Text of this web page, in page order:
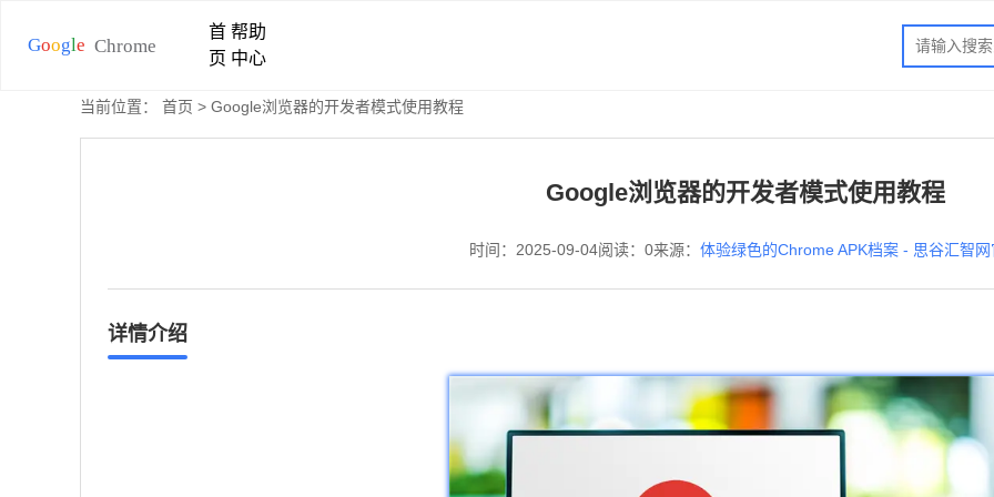
首
页
帮助
中心
当前位置： 首页 > Google浏览器的开发者模式使用教程
Google浏览器的开发者模式使用教程
时间：2025-09-04阅读：0来源： 体验绿色的Chrome APK档案 - 思谷汇智网
详情介绍